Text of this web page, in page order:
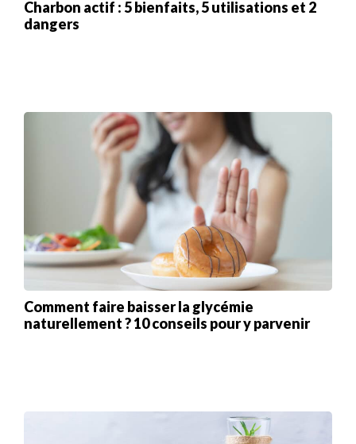
Charbon actif : 5 bienfaits, 5 utilisations et 2
dangers
Comment faire baisser la glycémie
naturellement ? 10 conseils pour y parvenir